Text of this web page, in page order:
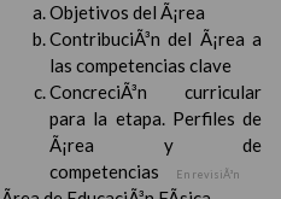
Objetivos del Ã¡rea
ContribuciÃ³n del Ã¡rea a
las competencias clave
ConcreciÃ³n curricular
para la etapa. Perfiles de
Ã¡rea y de
competencias
En revisiÃ³n